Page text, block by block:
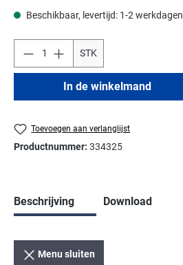
Beschikbaar, levertijd: 1-2 werkdagen
STK
In de winkelmand
Toevoegen aan verlanglijst
Productnummer: 334325
Beschrijving Download
Menu sluiten